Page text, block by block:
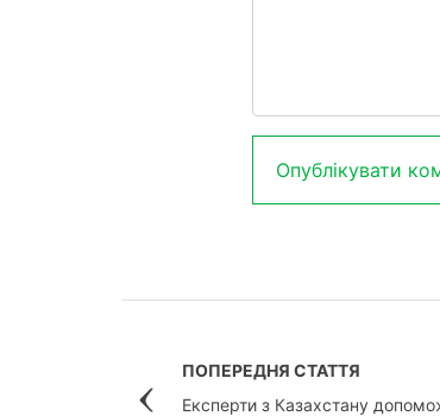
ПОПЕРЕДНЯ СТАТТЯ
Експерти з Казахстану